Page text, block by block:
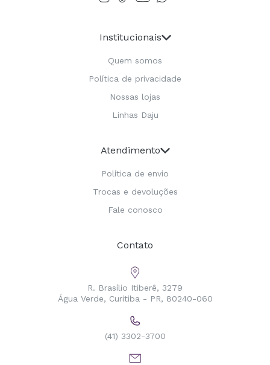
Institucionais
Quem somos
Política de privacidade
Nossas lojas
Linhas Daju
Atendimento
Política de envio
Trocas e devoluções
Fale conosco
Contato
R. Brasílio Itiberê, 3279
Água Verde, Curitiba - PR, 80240-060
(41) 3302-3700